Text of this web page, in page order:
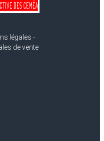
légales -
de vente